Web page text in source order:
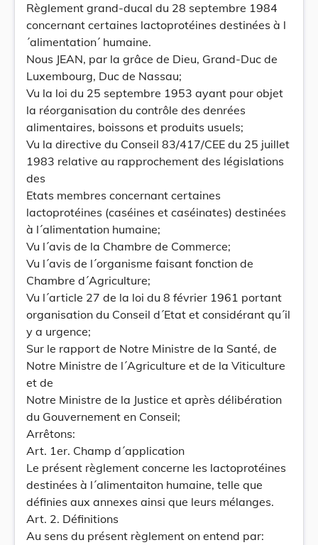
Règlement grand-ducal du 28 septembre 1984
concernant certaines lactoprotéines destinées à l
´alimentation´ humaine.
Nous JEAN, par la grâce de Dieu, Grand-Duc de
Luxembourg, Duc de Nassau;
Vu la loi du 25 septembre 1953 ayant pour objet
la réorganisation du contrôle des denrées
alimentaires, boissons et produits usuels;
Vu la directive du Conseil 83/417/CEE du 25 juillet
1983 relative au rapprochement des législations
des
Etats membres concernant certaines
lactoprotéines (caséines et caséinates) destinées
à l´alimentation humaine;
Vu l´avis de la Chambre de Commerce;
Vu l´avis de l´organisme faisant fonction de
Chambre d´Agriculture;
Vu l´article 27 de la loi du 8 février 1961 portant
organisation du Conseil d´Etat et considérant qu´il
y a urgence;
Sur le rapport de Notre Ministre de la Santé, de
Notre Ministre de l´Agriculture et de la Viticulture
et de
Notre Ministre de la Justice et après délibération
du Gouvernement en Conseil;
Arrêtons:
Art. 1er. Champ d´application
Le présent règlement concerne les lactoprotéines
destinées à l´alimentaiton humaine, telle que
définies aux annexes ainsi que leurs mélanges.
Art. 2. Définitions
Au sens du présent règlement on entend par: